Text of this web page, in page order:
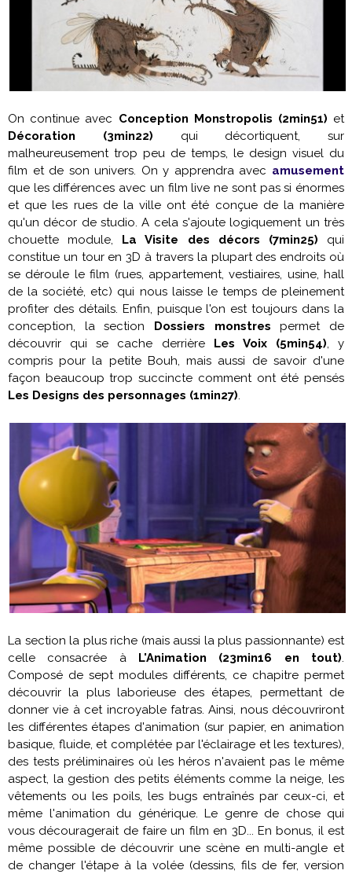
On continue avec Conception Monstropolis (2min51) et
Décoration (3min22) qui décortiquent, sur
malheureusement trop peu de temps, le design visuel du
film et de son univers. On y apprendra avec amusement
que les différences avec un film live ne sont pas si énormes
et que les rues de la ville ont été conçue de la manière
qu'un décor de studio. A cela s'ajoute logiquement un très
chouette module, La Visite des décors (7min25) qui
constitue un tour en 3D à travers la plupart des endroits où
se déroule le film (rues, appartement, vestiaires, usine, hall
de la société, etc) qui nous laisse le temps de pleinement
profiter des détails. Enfin, puisque l'on est toujours dans la
conception, la section Dossiers monstres permet de
découvrir qui se cache derrière Les Voix (5min54), y
compris pour la petite Bouh, mais aussi de savoir d'une
façon beaucoup trop succincte comment ont été pensés
Les Designs des personnages (1min27).
La section la plus riche (mais aussi la plus passionnante) est
celle consacrée à L'Animation (23min16 en tout)
Composé de sept modules différents, ce chapitre permet
découvrir la plus laborieuse des étapes, permettant de
donner vie à cet incroyable fatras. Ainsi, nous découvriront
les différentes étapes d'animation (sur papier, en animation
basique, fluide, et complétée par l'éclairage et les textures),
des tests préliminaires où les héros n'avaient pas le même
aspect, la gestion des petits éléments comme la neige, les
vêtements ou les poils, les bugs entraînés par ceux-ci, et
même l'animation du générique. Le genre de chose qui
vous découragerait de faire un film en 3D... En bonus, il est
même possible de découvrir une scène en multi-angle et
de changer l'étape à la volée (dessins, fils de fer, version